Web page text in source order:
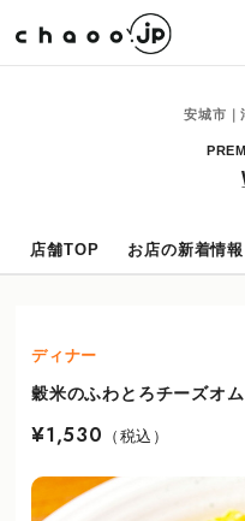
安城市｜
店舗TOP お店の新着情報
ディナー
穀米のふわとろチーズオ
¥1,530 （税込）